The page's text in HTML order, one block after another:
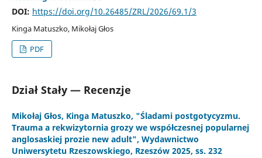
DOI: https://doi.org/10.26485/ZRL/2026/69.1/3
Kinga Matuszko, Mikołaj Głos
PDF
Dział Stały — Recenzje
Mikołaj Głos, Kinga Matuszko, "Śladami postgotycyzmu.
Trauma a rekwizytornia grozy we współczesnej popularnej
anglosaskiej prozie new adult", Wydawnictwo
Uniwersytetu Rzeszowskiego, Rzeszów 2025, ss. 232